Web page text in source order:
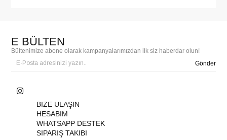
E BÜLTEN
Bültenimize abone olarak kampanyalarımızdan ilk siz haberdar olun!
Gönder
BIZE ULAŞIN
HESABIM
WHATSAPP DESTEK
SIPARIŞ TAKIBI